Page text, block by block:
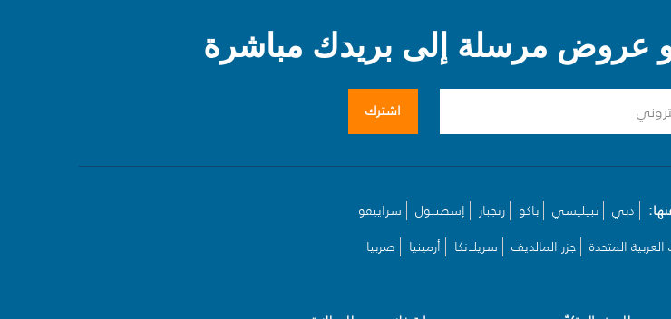
عروض مرسلة إلى بريدك مباشرة
اشترك
دبي تبيليسي باكو زنجبار إسطنبول
سراييفو
العربية المتحدة جزر المالديف سريلانكا أرمينيا صربيا